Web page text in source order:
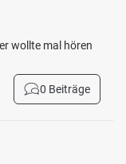
wollte mal hören
0 Beiträge